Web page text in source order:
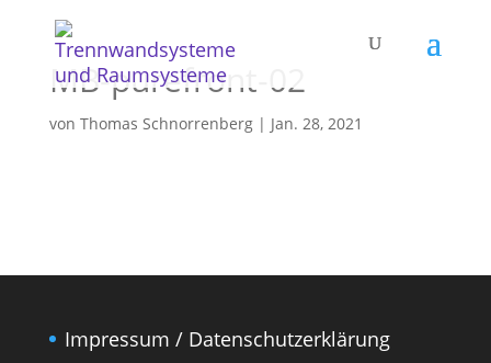
MB-purefront-02
von Thomas Schnorrenberg| Jan. 28, 2021
Impressum / Datenschutzerklärung